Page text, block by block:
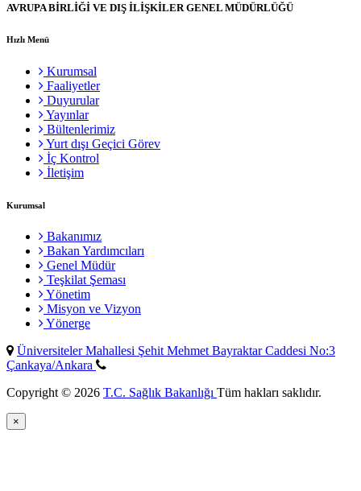
AVRUPA BİRLİĞİ VE DIŞ İLİŞKİLER GENEL MÜDÜRLÜĞÜ
Hızlı Menü
Kurumsal
Faaliyetler
Duyurular
Yayınlar
Bültenlerimiz
Yurt dışı Geçici Görev
İç Kontrol
İletişim
Kurumsal
Bakanımız
Bakan Yardımcıları
Genel Müdür
Teşkilat Şeması
Yönetim
Misyon ve Vizyon
Yönerge
Üniversiteler Mahallesi Şehit Mehmet Bayraktar Caddesi No:3
Çankaya/Ankara
Copyright © 2026 T.C. Sağlık Bakanlığı Tüm hakları saklıdır.
×